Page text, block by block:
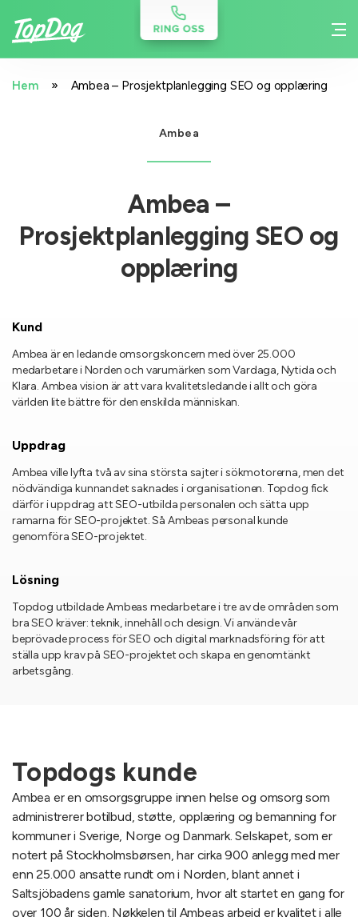
Hem » Ambea – Prosjektplanlegging SEO og opplæring
Ambea
Ambea –
Prosjektplanlegging SEO og
opplæring
Kund
Ambea är en ledande omsorgskoncern med över 25.000
medarbetare i Norden och varumärken som Vardaga, Nytida och
Klara. Ambea vision är att vara kvalitetsledande i allt och göra
världen lite bättre för den enskilda människan.
Uppdrag
Ambea ville lyfta två av sina största sajter i sökmotorerna, men det
nödvändiga kunnandet saknades i organisationen. Topdog fick
därför i uppdrag att SEO-utbilda personalen och sätta upp
ramarna för SEO-projektet. Så Ambeas personal kunde
genomföra SEO-projektet.
Lösning
Topdog utbildade Ambeas medarbetare i tre av de områden som
bra SEO kräver: teknik, innehåll och design. Vi använde vår
beprövade process för SEO och digital marknadsföring för att
ställa upp krav på SEO-projektet och skapa en genomtänkt
arbetsgång.
Topdogs kunde
Ambea er en omsorgsgruppe innen helse og omsorg som
administrerer botilbud, støtte, opplæring og bemanning for
kommuner i Sverige, Norge og Danmark. Selskapet, som er
notert på Stockholmsbørsen, har cirka 900 anlegg med mer
enn 25.000 ansatte rundt om i Norden, blant annet i
Saltsjöbadens gamle sanatorium, hvor alt startet en gang for
over 100 år siden. Nøkkelen til Ambeas arbeid er kvalitet i alle